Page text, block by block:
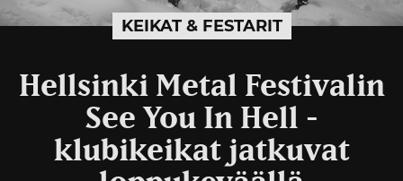
KEIKAT & FESTARIT
Hellsinki Metal Festivalin
See You In Hell -
klubikeikat jatkuvat